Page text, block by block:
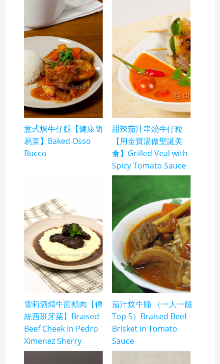
意式焗牛仔腿【健康簡
易菜】Baked Osso
Bucco
甜辣茄汁串燒牛仔粒
【用金寶湯做聖誕美
食】Grilled Veal with
Spicy Tomato Sauce
雪莉酒燜牛面頰肉【傳
統西班牙菜】Braised
Beef Cheek in Pedro
Ximenez Sherry
茄汁炆牛腩 （一人一餸
Top 5）Braised Beef
Brisket in Tomato
Sauce